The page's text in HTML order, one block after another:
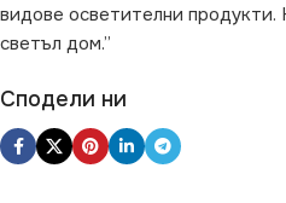
видове осветителни
светъл дом.”
Сподели ни